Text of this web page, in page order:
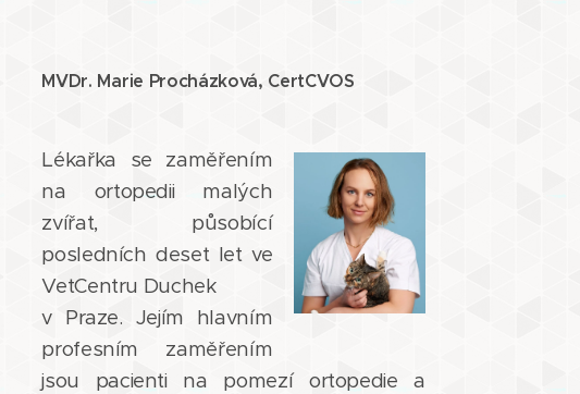
MVDr. Marie Procházková, CertCVOS
Lékařka se zaměřením
na ortopedii malých
zvířat, působící
posledních deset let ve
VetCentru Duchek
v Praze. Jejím hlavním
profesním zaměřením
jsou pacienti na pomezí ortopedie a